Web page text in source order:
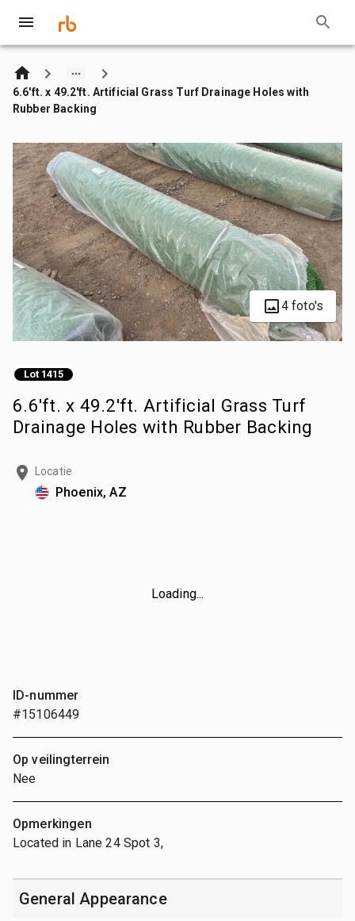
6.6'ft. x 49.2'ft. Artificial Grass Turf Drainage Holes with
Rubber Backing
4 foto's
Lot 1415
6.6'ft. x 49.2'ft. Artificial Grass Turf
Drainage Holes with Rubber Backing
Locatie
Phoenix, AZ
Loading...
ID-nummer
#15106449
Op veilingterrein
Nee
Opmerkingen
Located in Lane 24 Spot 3,
General Appearance